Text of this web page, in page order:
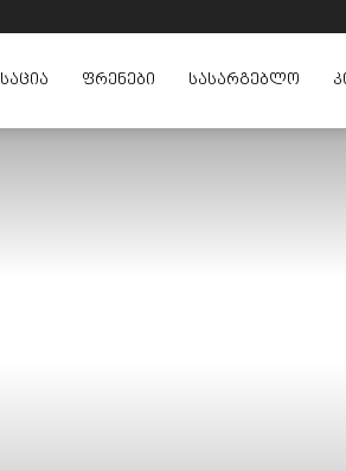
ᲤᲠᲔᲜᲔᲑᲘ ᲡᲐᲡᲐᲠᲒᲔᲑᲚᲝ